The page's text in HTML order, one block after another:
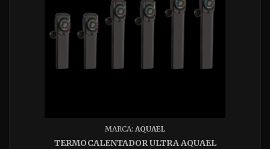
MARCA: AQUAEL
TERMOCALENTADOR ULTRA AQUAEL